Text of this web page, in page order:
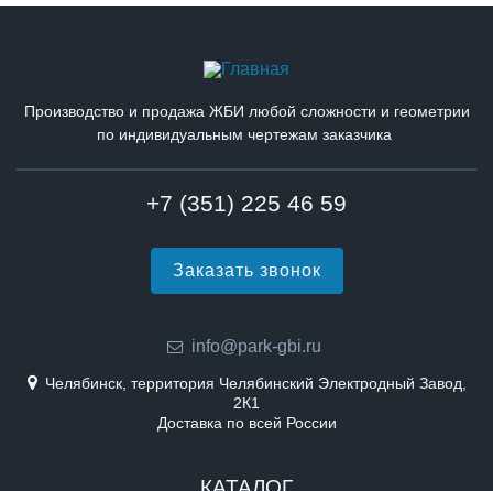
Производство и продажа ЖБИ любой сложности и геометрии
по индивидуальным чертежам заказчика
+7 (351) 225 46 59
Заказать звонок
info@park-gbi.ru
Челябинск, территория Челябинский Электродный Завод,
2К1
Доставка по всей России